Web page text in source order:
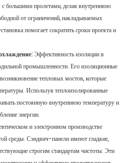
с большими пролетами, делая внутреннюю
от ограничений, накладываемых
помогает сократить сроки проекта и
Эффективность изоляции в
промышленности. Его изоляционные
тепловых мостов, которые
Используя теплоизолированные
постоянную внутреннюю температуру и
энергии.
и электронном производстве
среды. Сэндвич-панели имеют гладкие,
строгим стандартам чистоты. Эти